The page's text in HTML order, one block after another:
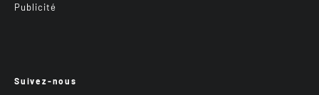
Publicité
Suivez-nous